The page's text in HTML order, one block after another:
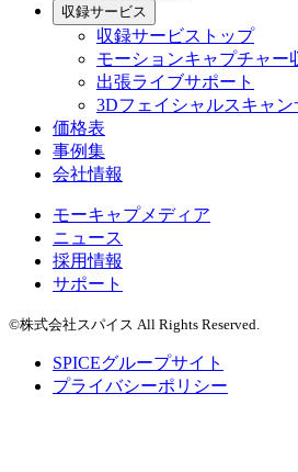
収録サービス
収録サービストップ
モーションキャプチャー
出張ライブサポート
3Dフェイシャルスキャン
価格表
事例集
会社情報
モーキャプメディア
ニュース
採用情報
サポート
©株式会社スパイス All Rights Reserved.
SPICEグループサイト
プライバシーポリシー